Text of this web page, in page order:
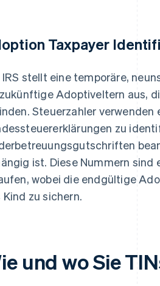
Taxpayer
IRS stellt eine temporäre,
Adoptiveltern aus,
Steuerzahler verwenden
zu
ist. Diese Nummern
wobei die endgültige
Kind zu sichern.
und wo Sie